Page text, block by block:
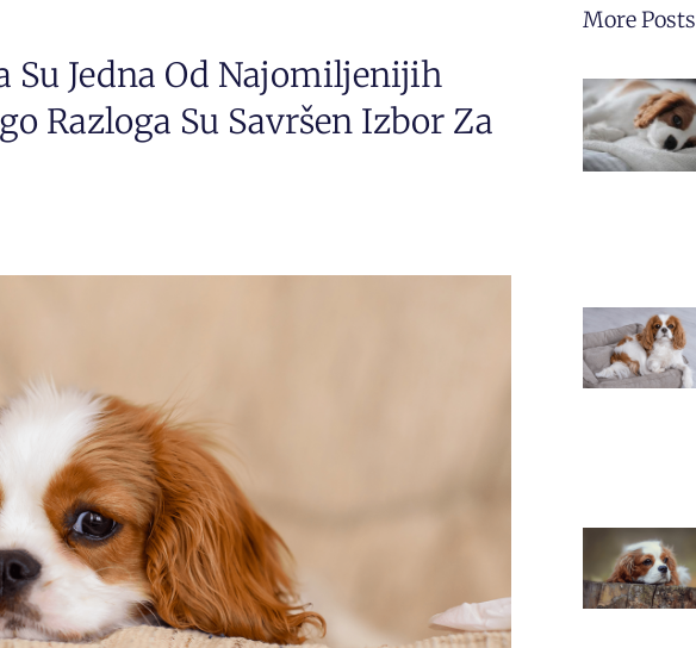
Su Jedna Od Najomiljenijih
Razloga Su Savršen Izbor Za
More Posts